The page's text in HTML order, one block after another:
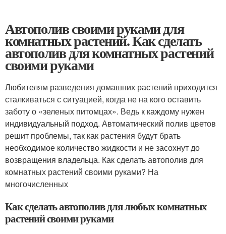
Автополив своими руками для
комнатных растений. Как сделать
автополив для комнатных растений
своими руками
Любителям разведения домашних растений приходится
сталкиваться с ситуацией, когда не на кого оставить
заботу о «зеленых питомцах». Ведь к каждому нужен
индивидуальный подход. Автоматический полив цветов
решит проблемы, так как растения будут брать
необходимое количество жидкости и не засохнут до
возвращения владельца. Как сделать автополив для
комнатных растений своими руками? На
многочисленных
Как сделать автополив для любых комнатных
растений своими руками